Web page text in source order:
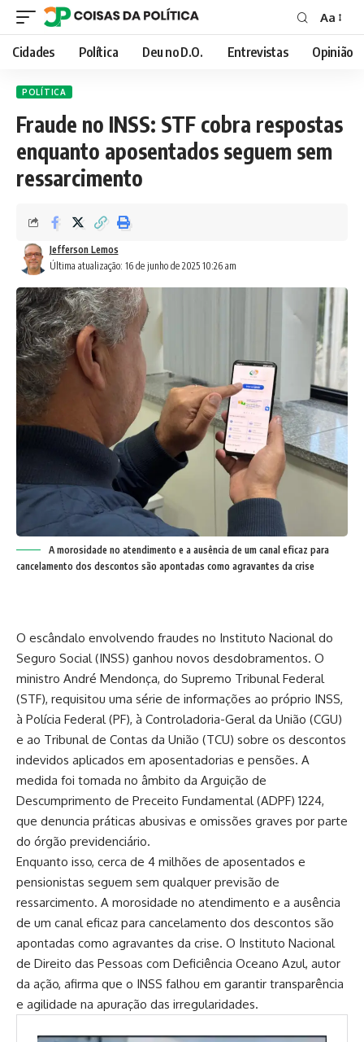
Font
Resizer
Aa
Cidades Política Deu no D.O. Entrevistas Opinião
POLÍTICA
Fraude no INSS: STF cobra respostas
enquanto aposentados seguem sem
ressarcimento
Última atualização: 16 de junho de 2025 10:26 am
Jefferson Lemos
A morosidade no atendimento e a ausência de um canal eficaz para
cancelamento dos descontos são apontadas como agravantes da crise
O escândalo envolvendo fraudes no Instituto Nacional do
Seguro Social (INSS) ganhou novos desdobramentos. O
ministro André Mendonça, do Supremo Tribunal Federal
(STF), requisitou uma série de informações ao próprio INSS,
à Polícia Federal (PF), à Controladoria-Geral da União (CGU)
e ao Tribunal de Contas da União (TCU) sobre os descontos
indevidos aplicados em aposentadorias e pensões. A
medida foi tomada no âmbito da Arguição de
Descumprimento de Preceito Fundamental (ADPF) 1224,
que denuncia práticas abusivas e omissões graves por parte
do órgão previdenciário.
Enquanto isso, cerca de 4 milhões de aposentados e
pensionistas seguem sem qualquer previsão de
ressarcimento. A morosidade no atendimento e a ausência
de um canal eficaz para cancelamento dos descontos são
apontadas como agravantes da crise. O Instituto Nacional
de Direito das Pessoas com Deficiência Oceano Azul, autor
da ação, afirma que o INSS falhou em garantir transparência
e agilidade na apuração das irregularidades.